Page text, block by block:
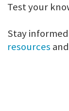
Test your
Stay
resources and